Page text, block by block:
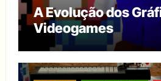
A Evolução dos
Videogames